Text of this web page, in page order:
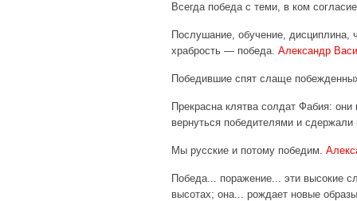
Всегда победа с теми, в ком
Послушание, обучение, дисциплина,
храбрость — победа. Александр
Победившие спят слаще
Прекрасна клятва солдат Фабия:
вернуться победителями и сдержали
Мы русские и потому победим.
Победа... поражение... эти высокие
высотах; она... рождает новые